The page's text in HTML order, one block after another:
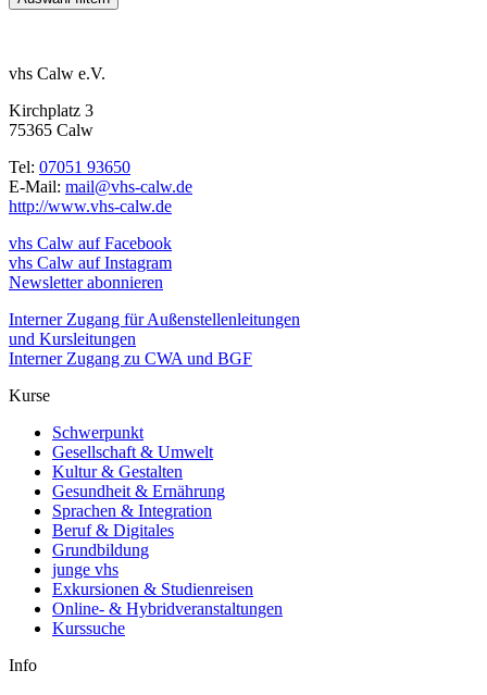
vhs Calw e.V.
Kirchplatz 3
75365 Calw
Tel: 07051 93650
E-Mail: mail@vhs-calw.de
http://www.vhs-calw.de
vhs Calw auf Facebook
vhs Calw auf Instagram
Newsletter abonnieren
Interner Zugang für Außenstellenleitungen
und Kursleitungen
Interner Zugang zu CWA und BGF
Kurse
Schwerpunkt
Gesellschaft & Umwelt
Kultur & Gestalten
Gesundheit & Ernährung
Sprachen & Integration
Beruf & Digitales
Grundbildung
junge vhs
Exkursionen & Studienreisen
Online- & Hybridveranstaltungen
Kurssuche
Info